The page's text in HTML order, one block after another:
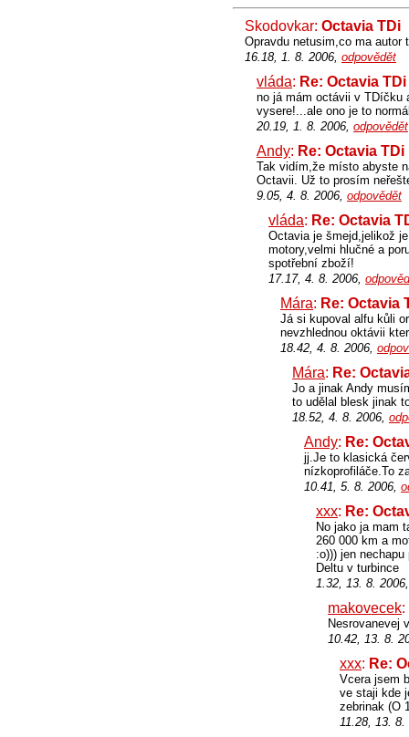
Skodovkar: Octavia TDi
Opravdu netusim,co ma
16.18, 1. 8. 2006, odpovědět
vláda: Re: Octavia TDi
no já mám octávii v TDíčku
vysere!...ale ono je to
20.19, 1. 8. 2006, odpovědět
Andy: Re: Octavia TDi
Tak vidím,že místo abyste
Octavii. Už to prosím
9.05, 4. 8. 2006, odpovědět
vláda: Re: Octavia
Octavia je šmejd,jelikož
motory,velmi hlučné a
spotřební zboží!
17.17, 4. 8. 2006,
Mára: Re: Octavia
Já si kupoval alfu kůli
nevzhlednou oktávii
18.42, 4. 8. 2006,
Mára: Re:
Jo a jinak Andy
to udělal blesk jinak
18.52, 4. 8. 2006,
Andy: Re:
jj.Je to klasická
nízkoprofiláče.To
10.41, 5. 8. 2006,
xxx: Re:
No jako ja mam
260 000 km a
:o))) jen
Deltu v turbince
1.32, 13. 8.
makovecek:
Nesrovanevej
10.42, 13. 8.
xxx: Re:
Vcera jsem
ve staji kde
zebrinak (O
11.28, 13.